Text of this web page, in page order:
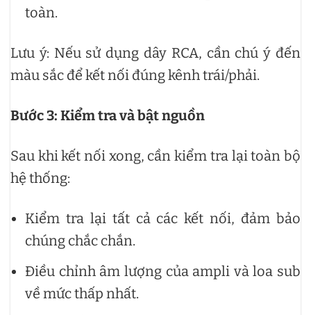
toàn.
Lưu ý: Nếu sử dụng dây RCA, cần chú ý đến
màu sắc để kết nối đúng kênh trái/phải.
Bước 3: Kiểm tra và bật nguồn
Sau khi kết nối xong, cần kiểm tra lại toàn bộ
hệ thống:
Kiểm tra lại tất cả các kết nối, đảm bảo
chúng chắc chắn.
Điều chỉnh âm lượng của ampli và loa sub
về mức thấp nhất.